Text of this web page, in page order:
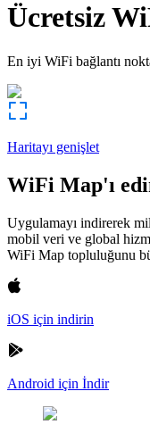
Ücretsiz
En iyi WiFi bağlantı
Haritayı genişlet
WiFi Map'ı
Uygulamayı indirerek
mobil veri ve global
WiFi Map topluluğunu
iOS için indirin
Android için İndir